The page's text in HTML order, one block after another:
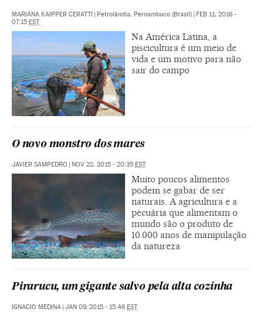
MARIANA KAIPPER CERATTI | Petrolândia, Pernambuco (Brasil) | FEB 11, 2016 -
07:15 EST
Na América Latina, a
piscicultura é um meio de
vida e um motivo para não
sair do campo
O novo monstro dos mares
JAVIER SAMPEDRO | NOV 22, 2015 - 20:35 EST
Muito poucos alimentos
podem se gabar de ser
naturais. A agricultura e a
pecuária que alimentam o
mundo são o produto de
10.000 anos de manipulação
da natureza
Pirarucu, um gigante salvo pela alta cozinha
IGNACIO MEDINA | JAN 09, 2015 - 15:46 EST